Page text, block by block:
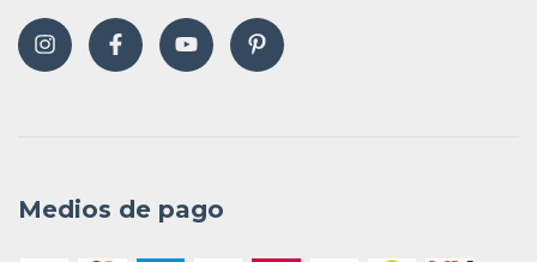
Medios de pago